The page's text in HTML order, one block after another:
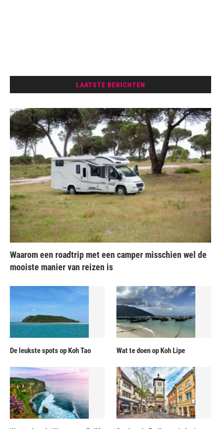
LAATSTE BERICHTEN
Waarom een roadtrip met een camper misschien wel de
mooiste manier van reizen is
De leukste spots op Koh Tao Wat te doen op Koh Lipe